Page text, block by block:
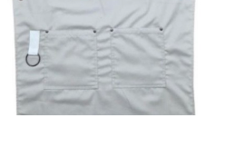
Ποδιές